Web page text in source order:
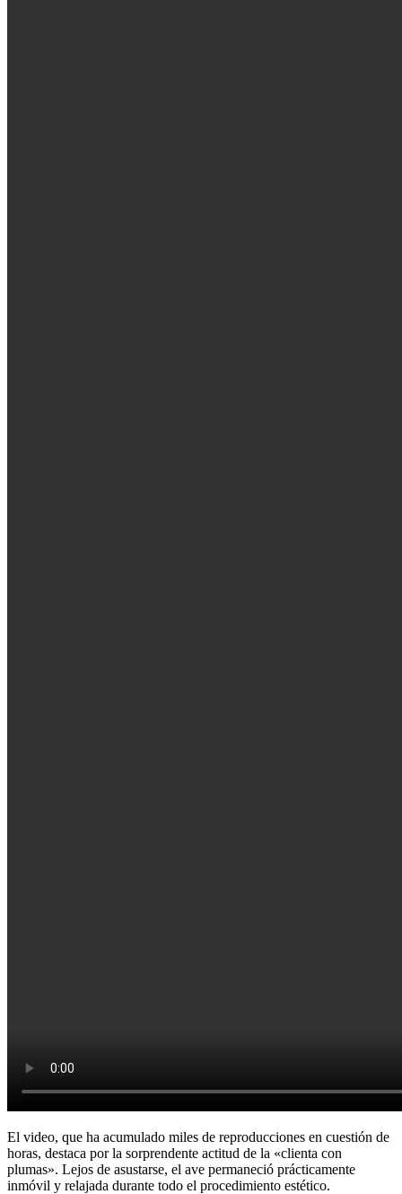
El video, que ha acumulado miles de reproducciones en cuestión de
horas, destaca por la sorprendente actitud de la «clienta con
plumas». Lejos de asustarse, el ave permaneció prácticamente
inmóvil y relajada durante todo el procedimiento estético.